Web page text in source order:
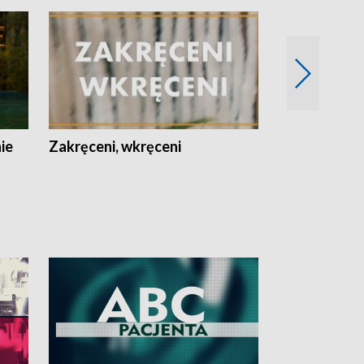
Zakręceni, wkręceni